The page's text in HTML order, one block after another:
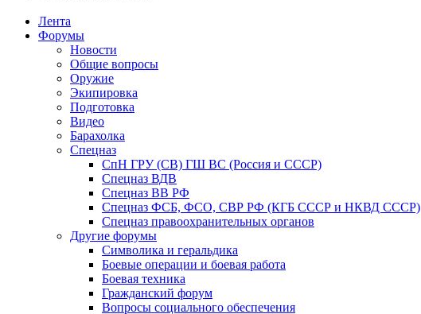
Лента
Форумы
Новости
Общие вопросы
Оружие
Экипировка
Подготовка
Видео
Барахолка
Спецназ
СпН ГРУ (СВ) ГШ ВС (Россия и СССР)
Спецназ ВДВ
Спецназ ВВ РФ
Спецназ ФСБ, ФСО, СВР РФ (КГБ СССР и НКВД СССР)
Спецназ правоохранительных органов
Другие форумы
Символика и геральдика
Боевые операции и боевая работа
Боевая техника
Гражданский форум
Вопросы социального обеспечения